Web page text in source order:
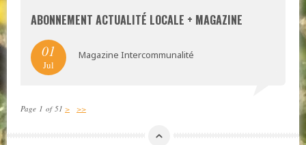
ABONNEMENT ACTUALITÉ LOCALE + MAGAZINE
01
Jul
Magazine Intercommunalité
Page 1 of 51 > >>